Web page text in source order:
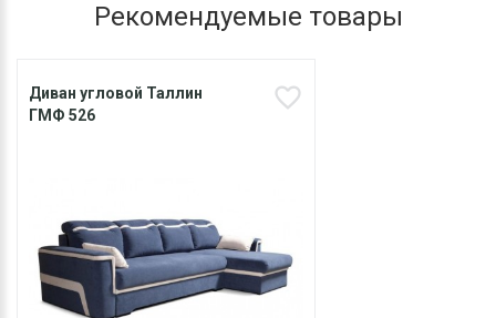
Рекомендуемые товары
Диван угловой Таллин
ГМФ 526